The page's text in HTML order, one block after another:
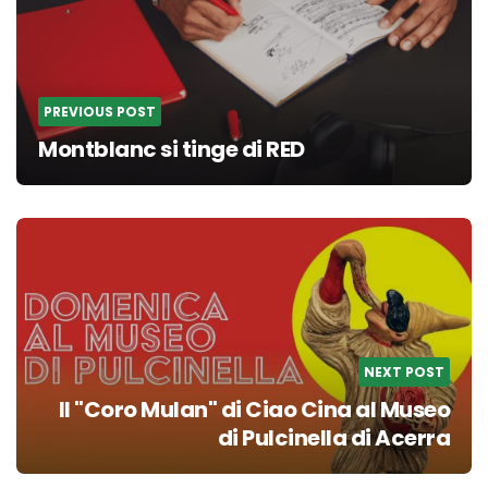
PREVIOUS POST
Montblanc si tinge di RED
NEXT POST
Il "Coro Mulan" di Ciao Cina al Museo
di Pulcinella di Acerra